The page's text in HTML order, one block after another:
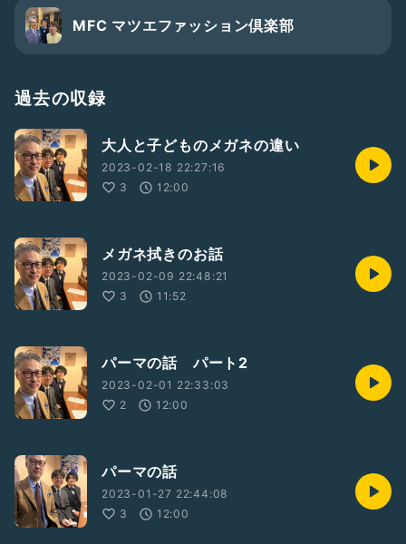
MFC マツエファッション倶楽部
過去の収録
大人と子どものメガネの違い
2023-02-18 22:27:16
3
12:00
メガネ拭きのお話
2023-02-09 22:48:21
3
11:52
パーマの話 パート2
2023-02-01 22:33:03
2
12:00
パーマの話
2023-01-27 22:44:08
3
12:00